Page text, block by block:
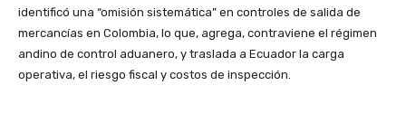
identificó una “omisión sistemática” en controles de salida de
mercancías en Colombia, lo que, agrega, contraviene el régimen
andino de control aduanero, y traslada a Ecuador la carga
operativa, el riesgo fiscal y costos de inspección.